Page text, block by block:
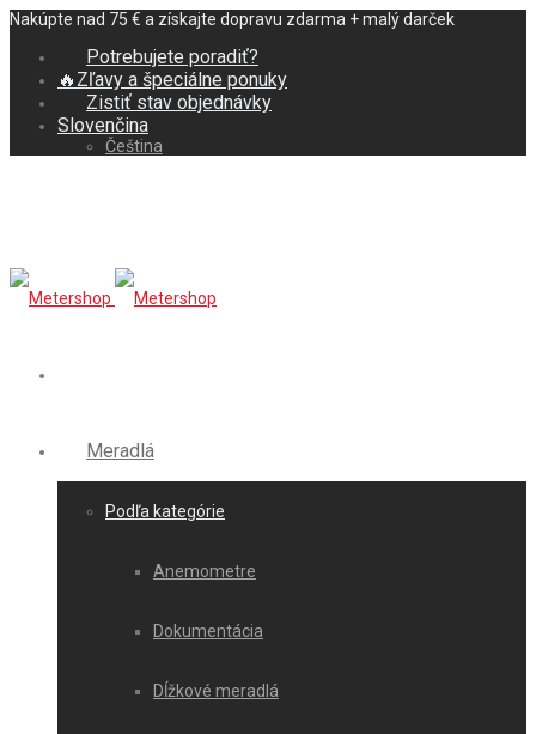
Nakúpte nad 75 € a získajte dopravu zdarma + malý darček
Potrebujete poradiť?
🔥Zľavy a špeciálne ponuky
Zistiť stav objednávky
Slovenčina
Čeština
Meradlá
Podľa kategórie
Anemometre
Dokumentácia
Dĺžkové meradlá